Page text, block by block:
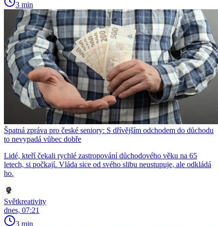
3 min
Špatná zpráva pro české seniory: S dřívějším odchodem do důchodu
to nevypadá vůbec dobře
Lidé, kteří čekali rychlé zastropování důchodového věku na 65
letech, si počkají. Vláda sice od svého slibu neustupuje, ale odkládá
ho.
Světkreativity
dnes, 07:21
3 min